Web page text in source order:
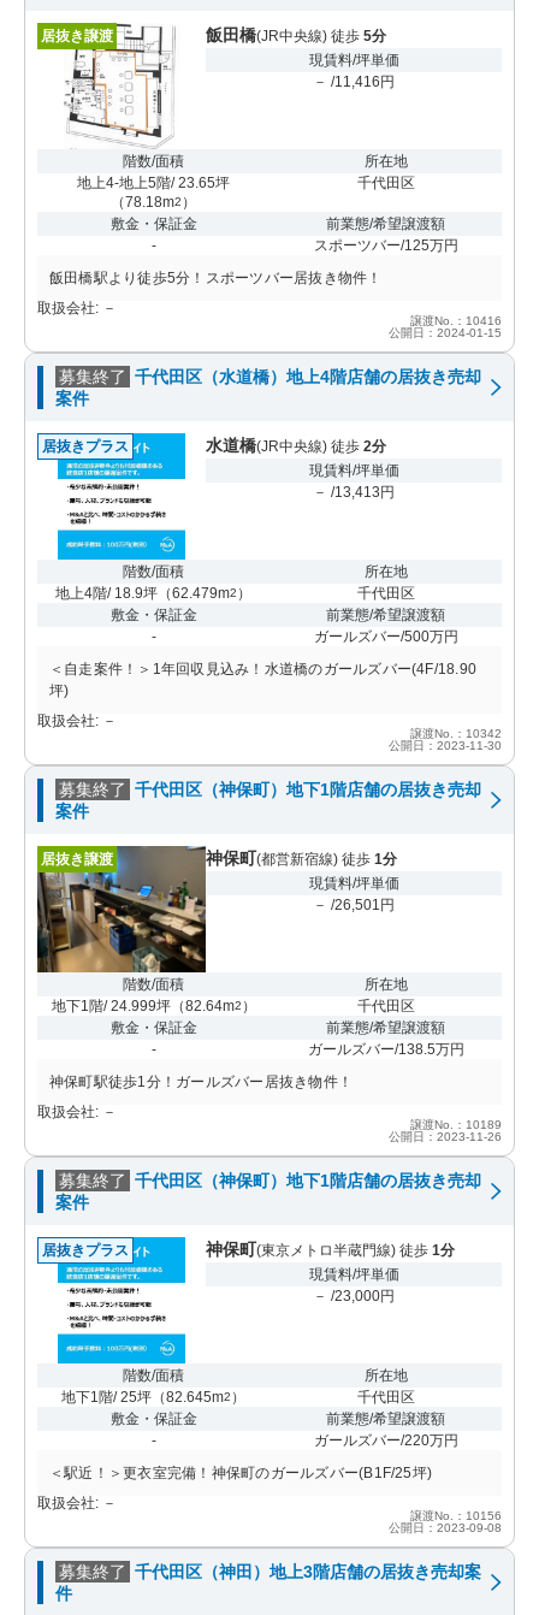
居抜き譲渡 飯田橋(JR中央線) 徒歩 5分
現賃料/坪単価
－ /11,416円
階数/面積
地上4-地上5階/ 23.65坪
（78.18m2 ）
所在地
千代田区
敷金・保証金
-
前業態/希望譲渡額
スポーツバー/125万円
飯田橋駅より徒歩5分！スポーツバー居抜き物件！
取扱会社: －
譲渡No.：10416
公開日：2024-01-15
募集終了 千代田区（水道橋）地上4階店舗の居抜き売却
案件
居抜きプラス 水道橋(JR中央線) 徒歩 2分
現賃料/坪単価
－ /13,413円
階数/面積
地上4階/ 18.9坪 （62.479m2 ）
所在地
千代田区
敷金・保証金
-
前業態/希望譲渡額
ガールズバー/500万円
＜自走案件！＞1年回収見込み！水道橋のガールズバー(4F/18.90
坪)
取扱会社: －
譲渡No.：10342
公開日：2023-11-30
募集終了 千代田区（神保町）地下1階店舗の居抜き売却
案件
居抜き譲渡 神保町(都営新宿線) 徒歩 1分
現賃料/坪単価
－ /26,501円
階数/面積
地下1階/ 24.999坪（82.64m2 ）
所在地
千代田区
敷金・保証金
-
前業態/希望譲渡額
ガールズバー/138.5万円
神保町駅徒歩1分！ガールズバー居抜き物件！
取扱会社: －
譲渡No.：10189
公開日：2023-11-26
募集終了 千代田区（神保町）地下1階店舗の居抜き売却
案件
居抜きプラス 神保町(東京メトロ半蔵門線) 徒歩 1分
現賃料/坪単価
－ /23,000円
階数/面積
地下1階/ 25坪 （82.645m2 ）
所在地
千代田区
敷金・保証金
-
前業態/希望譲渡額
ガールズバー/220万円
＜駅近！＞更衣室完備！神保町のガールズバー(B1F/25坪)
取扱会社: －
譲渡No.：10156
公開日：2023-09-08
募集終了 千代田区（神田）地上3階店舗の居抜き売却案
件